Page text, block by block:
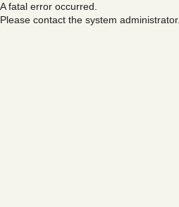
A fatal error occurred.
Please contact the system administrator.